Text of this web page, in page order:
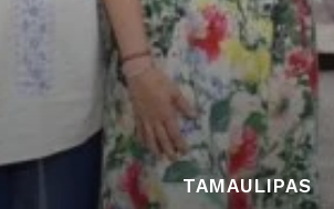
TAMAULIPAS